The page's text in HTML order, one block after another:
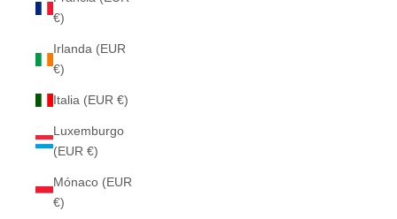
€)
Irlanda (EUR
€)
Italia (EUR €)
Luxemburgo
(EUR €)
Mónaco (EUR
€)